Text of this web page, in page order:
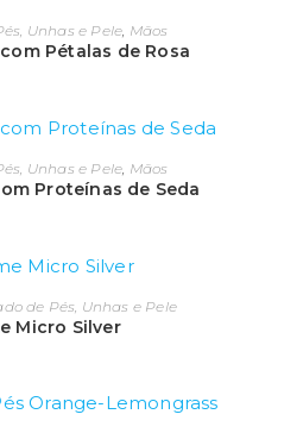
Unhas e Pele, Mãos
Pétalas de Rosa
Unhas e Pele Mãos
Proteínas de Seda
de Pés, Unhas e Pele
Micro Silver